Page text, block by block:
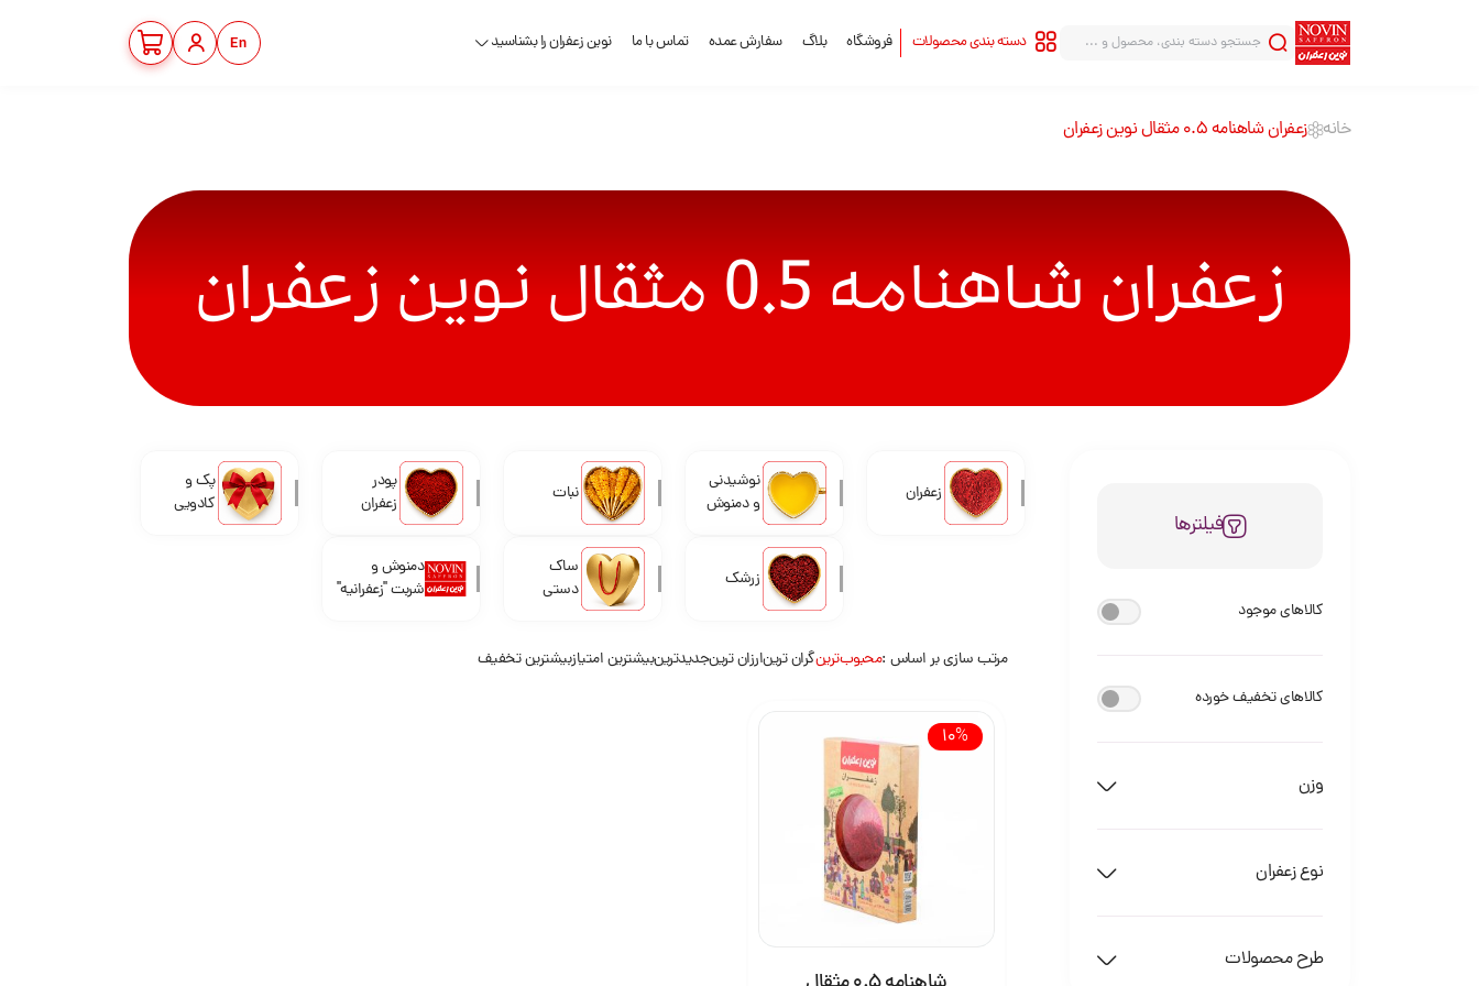
دسته بندی محصولات
سری بینهایت
فروشگاه بلاگ سفارش عمده تماس با ما نوین زعفران را بشناسید En
خانه زعفران شاهنامه 0.5 مثقال نوین زعفران
زعفران شاهنامه 0.5 مثقال نوین زعفران
فیلترها
کالاهای موجود
کالاهای تخفیف خورده
وزن
نوع زعفران
طرح محصولات
زعفران
نوشیدنی
و دمنوش
نبات
پودر
زعفران
پک و
کادویی
زرشک
ساک
دستی
دمنوش و
شربت "زعفرانیه"
مرتب سازی بر اساس محبوب‌ترینگران ترینارزان ترینجدیدترینبیشترین امتیازبیشترین تخفیف
10%